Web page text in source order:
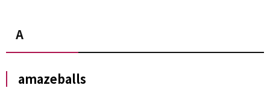
A
amazeballs